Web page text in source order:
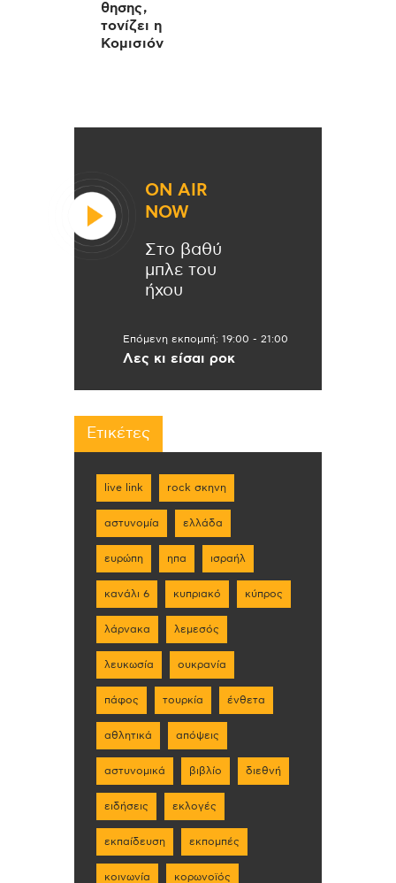
θησης,
τονίζει η
Κομισιόν
ON AIR
NOW
Στο βαθύ
μπλε του
ήχου
Επόμενη εκπομπή: 19:00 - 21:00
Λες κι είσαι ροκ
Ετικέτες
live link rock σκηνη
αστυνομία ελλάδα
ευρώπη ηπα ισραήλ
κανάλι 6 κυπριακό κύπρος
λάρνακα λεμεσός
λευκωσία ουκρανία
πάφος τουρκία ένθετα
αθλητικά απόψεις
αστυνομικά βιβλίο διεθνή
ειδήσεις εκλογές
εκπαίδευση εκπομπές
κοινωνία κορωνοϊός